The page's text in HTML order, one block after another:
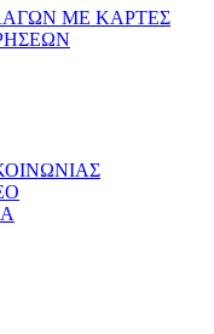
ΜΕ ΚΑΡΤΕΣ